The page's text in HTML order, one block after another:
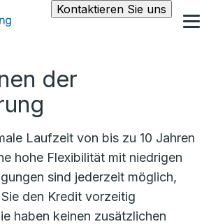
Kontaktieren Sie uns
der
Laufzeit von bis zu 10 Jahren
hohe Flexibilität mit niedrigen
sind jederzeit möglich,
den Kredit vorzeitig
haben keinen zusätzlichen